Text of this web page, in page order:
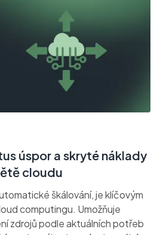
úspor a skryté náklady
cloudu
škálování, je klíčovým
computingu. Umožňuje
zdrojů podle aktuálních potřeb